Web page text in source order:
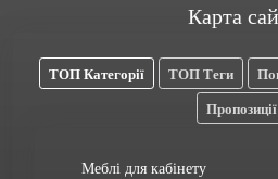
Карта
ТОП Категорії ТОП Теги
Пропозиції
Меблі для кабінету